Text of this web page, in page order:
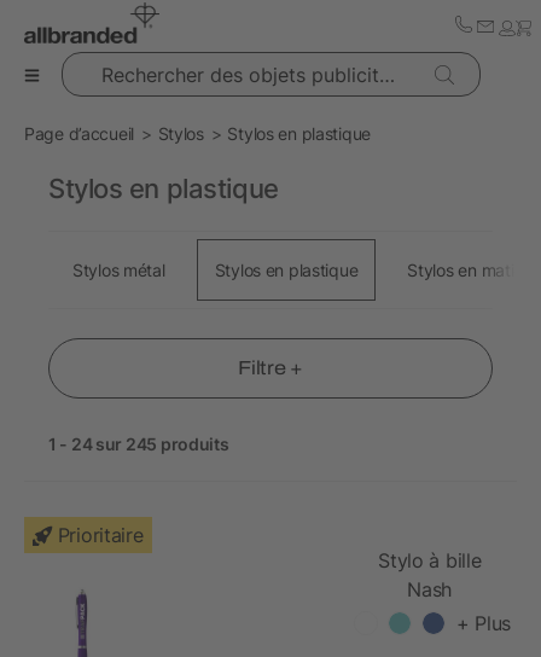
Rechercher des objets publicitaires
Page d’accueil Stylos Stylos en plastique
Filtre +
1 - 24 sur 245 produits
Prioritaire
Stylo à bille
Nash
+ Plus
Stylos en plastique
Stylos métal Stylos en plastique Stylos en